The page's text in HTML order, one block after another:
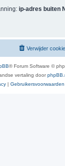
ip-adres buiten
Verwijder
® Forum Software ©
vertaling door
| Gebruikersvoorwaarden